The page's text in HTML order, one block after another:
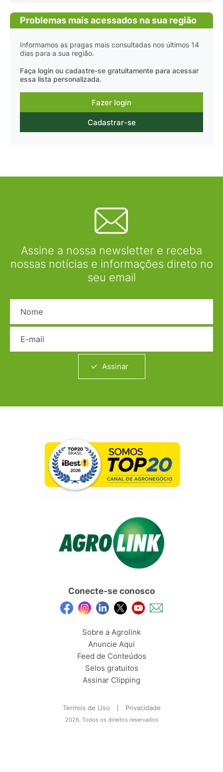
Problemas mais acessados na sua região
Informamos as pragas mais consultadas nos últimos 14
dias para a sua região.
Faça login ou cadastre-se gratuitamente para acessar
essa lista personalizada.
Fazer login
Cadastrar-se
Assine a nossa newsletter e receba
nossas notícias e informações direto no
seu email
Assinar
Conecte-se conosco
Sobre a Agrolink
Anuncie Aqui
Feed de Conteúdos
Selos gratuitos
Assinar Clipping
Termos de Uso Privacidade
2026, Todos os direitos reservados